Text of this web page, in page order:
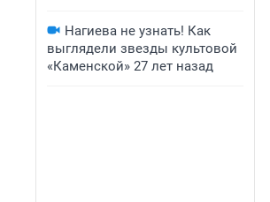
Нагиева не узнать! Как
выглядели звезды культовой
«Каменской» 27 лет назад